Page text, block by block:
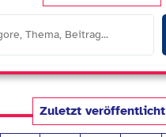
Zuletzt veröffentlicht